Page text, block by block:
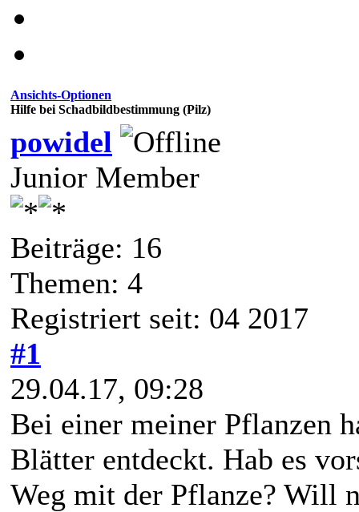
Ansichts-Optionen
Hilfe bei Schadbildbestimmung (Pilz)
powidel
Junior Member
Beiträge: 16
Themen: 4
Registriert seit: 04 2017
#1
29.04.17, 09:28
Bei einer meiner Pflanzen
Blätter entdeckt. Hab es
Weg mit der Pflanze? Will